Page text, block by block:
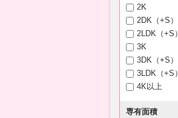
2K
2DK（+S）
2LDK（+S）
3K
3DK（+S）
3LDK（+S）
4K以上
専有面積